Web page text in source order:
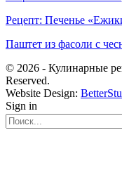
Рецепт: Печенье
Паштет из фасоли с
© 2026 - Кулинарные
Reserved.
Website Design:
Sign in